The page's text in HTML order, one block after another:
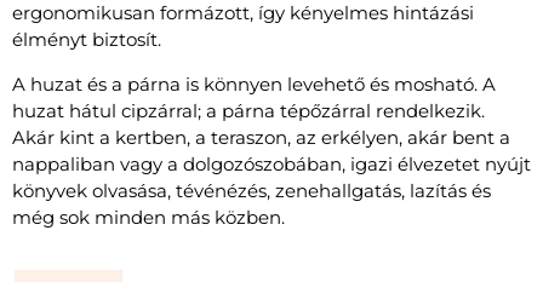
ergonomikusan formázott, így kényelmes hintázási
élményt biztosít.
A huzat és a párna is könnyen levehető és mosható. A
huzat hátul cipzárral; a párna tépőzárral rendelkezik.
Akár kint a kertben, a teraszon, az erkélyen, akár bent a
nappaliban vagy a dolgozószobában, igazi élvezetet nyújt
könyvek olvasása, tévénézés, zenehallgatás, lazítás és
még sok minden más közben.